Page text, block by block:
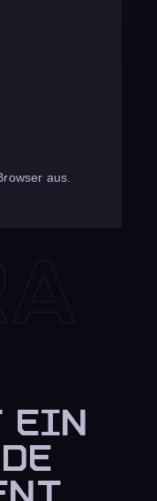
aus.
EIN